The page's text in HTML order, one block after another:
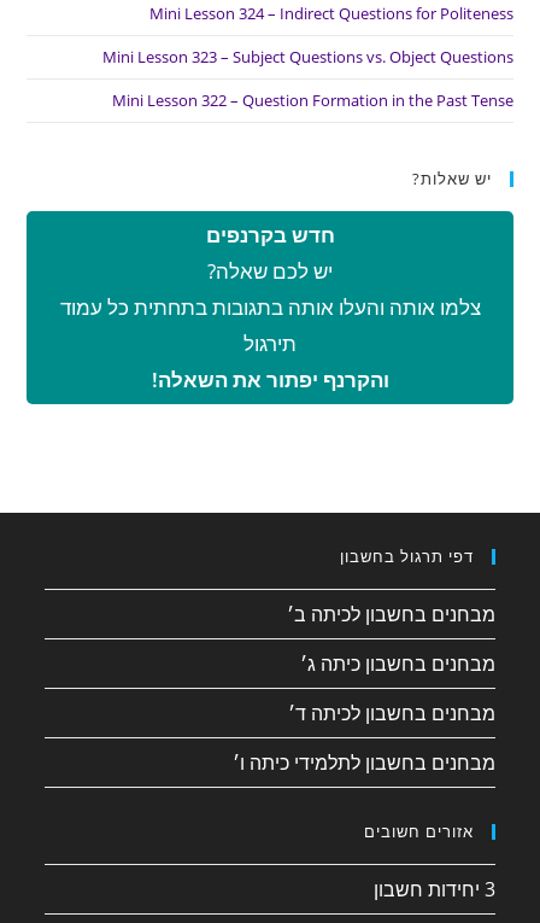
Mini Lesson 324 – Indirect Questions for Politeness
Mini Lesson 323 – Subject Questions vs. Object Questions
Mini Lesson 322 – Question Formation in the Past Tense
יש שאלות?
חדש בקרנפים
יש לכם שאלה?
צלמו אותה והעלו אותה בתגובות בתחתית כל עמוד
תירגול
והקרנף יפתור את השאלה!
דפי תרגול בחשבון
מבחנים בחשבון לכיתה ב׳
מבחנים בחשבון כיתה ג׳
מבחנים בחשבון לכיתה ד׳
מבחנים בחשבון לתלמידי כיתה ו׳
אזורים חשובים
3 יחידות חשבון